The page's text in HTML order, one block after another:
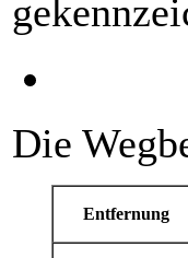
Die
Entfernung